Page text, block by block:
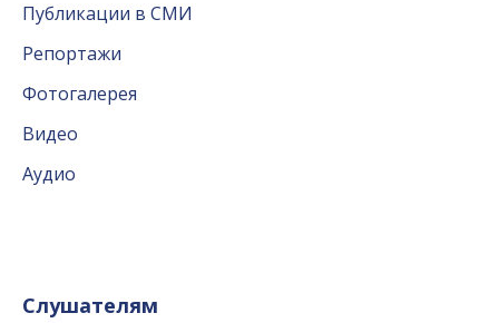
Публикации в СМИ
Репортажи
Фотогалерея
Видео
Аудио
Слушателям